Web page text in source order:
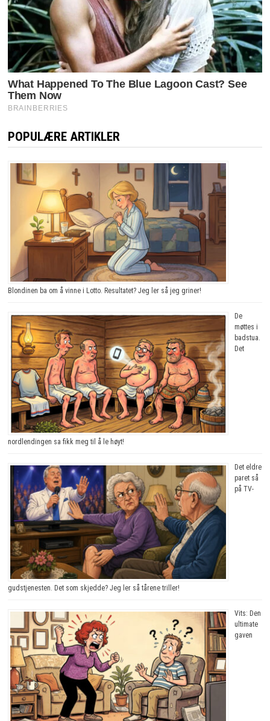
POPULÆRE ARTIKLER
Blondinen ba om å vinne i Lotto. Resultatet? Jeg ler så jeg griner!
De
møttes i
badstua.
Det
nordlendingen sa fikk meg til å le høyt!
Det eldre
paret så
på TV-
gudstjenesten. Det som skjedde? Jeg ler så tårene triller!
Vits: Den
ultimate
gaven